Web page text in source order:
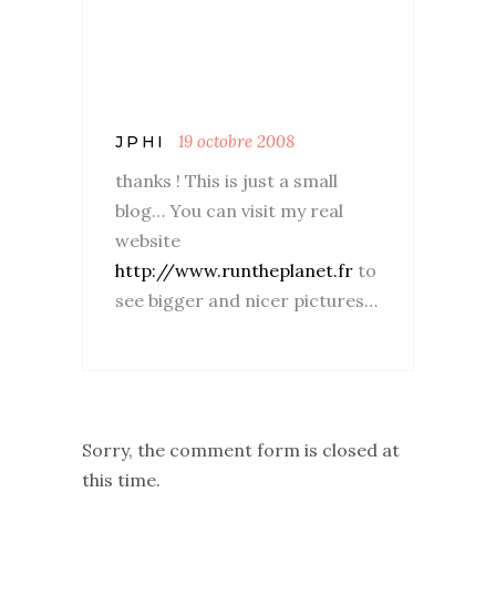
JPHI 19 octobre 2008
thanks ! This is just a small
blog… You can visit my real
website
http://www.runtheplanet.fr to
see bigger and nicer pictures…
Sorry, the comment form is closed at
this time.